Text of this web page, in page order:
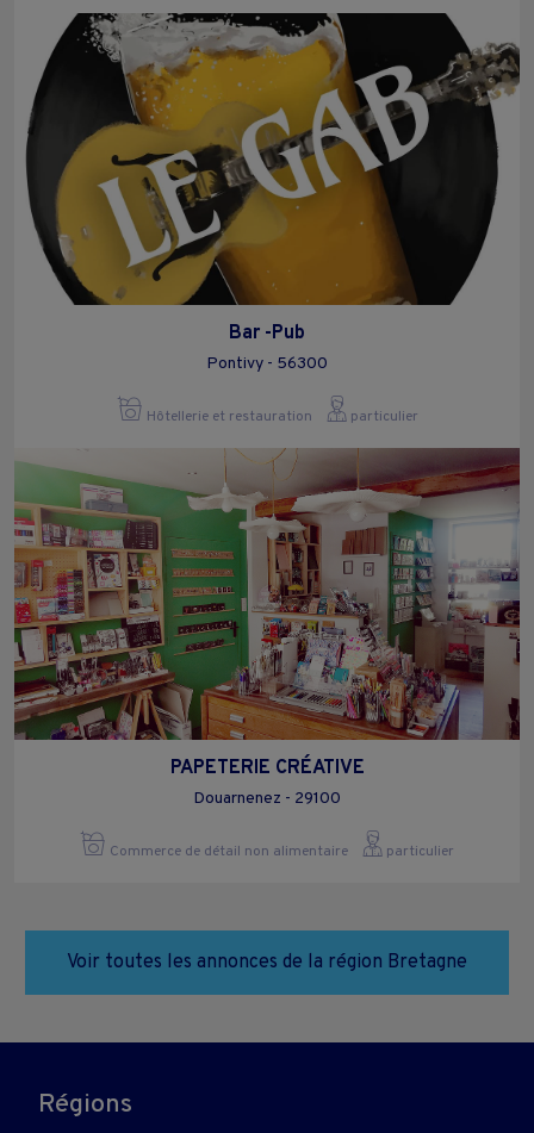
Bar -Pub
Pontivy - 56300
Hôtellerie et restauration particulier
PAPETERIE CRÉATIVE
Douarnenez - 29100
Commerce de détail non alimentaire particulier
Voir toutes les annonces de la région Bretagne
Régions